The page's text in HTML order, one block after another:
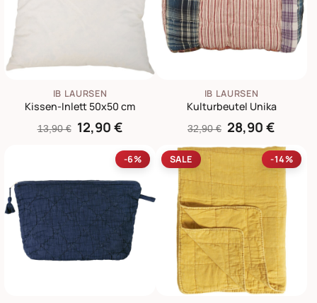
IB LAURSEN
Kissen-Inlett 50x50 cm
13,90 € 12,90 €
IB LAURSEN
Kulturbeutel Unika
32,90 € 28,90 €
-6% SALE -14%